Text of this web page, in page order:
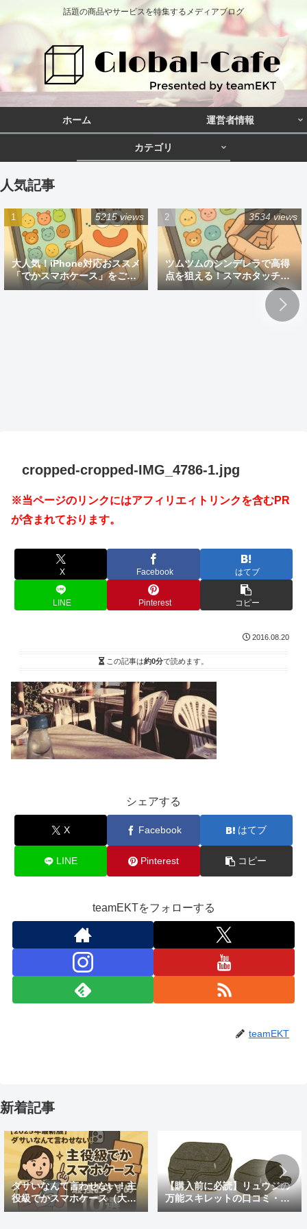
話題の商品やサービスを特集するメディアブログ
ホーム 運営者情報
カテゴリ
人気記事
大人気！iPhone対応おススメ
「でかスマホケース」をご紹
介
5215 views
ツムツムのシンデレラで高得
点を狙える！スマホタッチペ
ン
3534 views
cropped-cropped-IMG_4786-1.jpg
※当ページのリンクにはアフィリエィトリンクを含むPR
が含まれております。
X Facebook はてブ
LINE Pinterest コピー
2016.08.20
この記事は約0分で読めます。
シェアする
X Facebook はてブ
LINE Pinterest コピー
teamEKTをフォローする
teamEKT
新着記事
ダサいなんて言わせない！主
役級でかスマホケース（大き
めの）最強おすすめ10選
【購入前に必読】リュウジの
万能スキレットの口コミ・評
判まとめ｜後悔しないための